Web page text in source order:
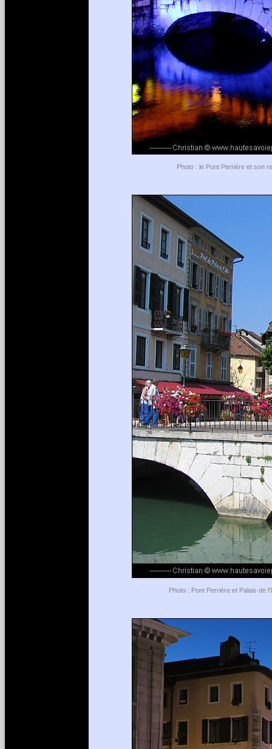
Photo : le Pont Perrière et son
Photo : Pont Perrière et Palais de